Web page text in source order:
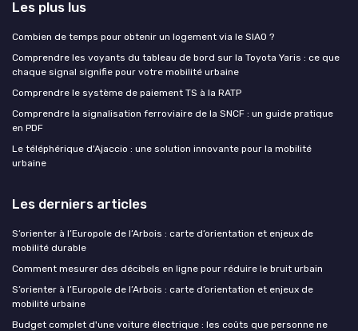
Les plus lus
Combien de temps pour obtenir un logement via le SIAO ?
Comprendre les voyants du tableau de bord sur la Toyota Yaris : ce que
chaque signal signifie pour votre mobilité urbaine
Comprendre le système de paiement TS à la RATP
Comprendre la signalisation ferroviaire de la SNCF : un guide pratique
en PDF
Le téléphérique d'Ajaccio : une solution innovante pour la mobilité
urbaine
Les derniers articles
S’orienter à l’Europole de l’Arbois : carte d’orientation et enjeux de
mobilité durable
Comment mesurer des décibels en ligne pour réduire le bruit urbain
S’orienter à l’Europole de l’Arbois : carte d’orientation et enjeux de
mobilité urbaine
Budget complet d'une voiture électrique : les coûts que personne ne